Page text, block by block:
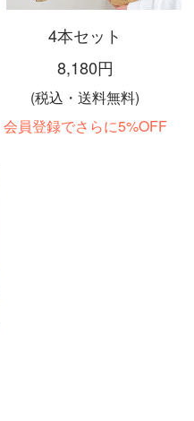
4本セット
8,180円
(税込・送料無料)
会員登録でさらに5%OFF